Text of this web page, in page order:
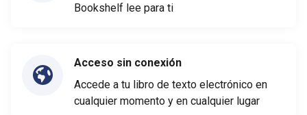
Bookshelf lee para ti
Acceso sin conexión
Accede a tu libro de texto electrónico en
cualquier momento y en cualquier lugar